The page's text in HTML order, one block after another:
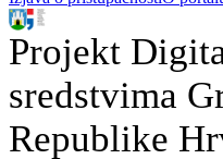
Projekt
sredstvima
Republike